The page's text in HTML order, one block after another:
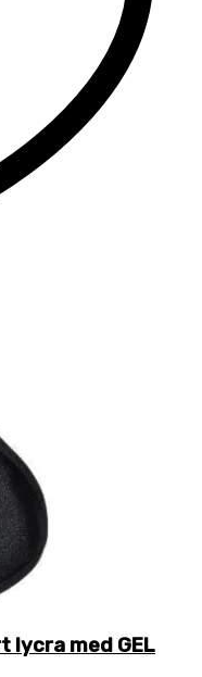
lycra med GEL